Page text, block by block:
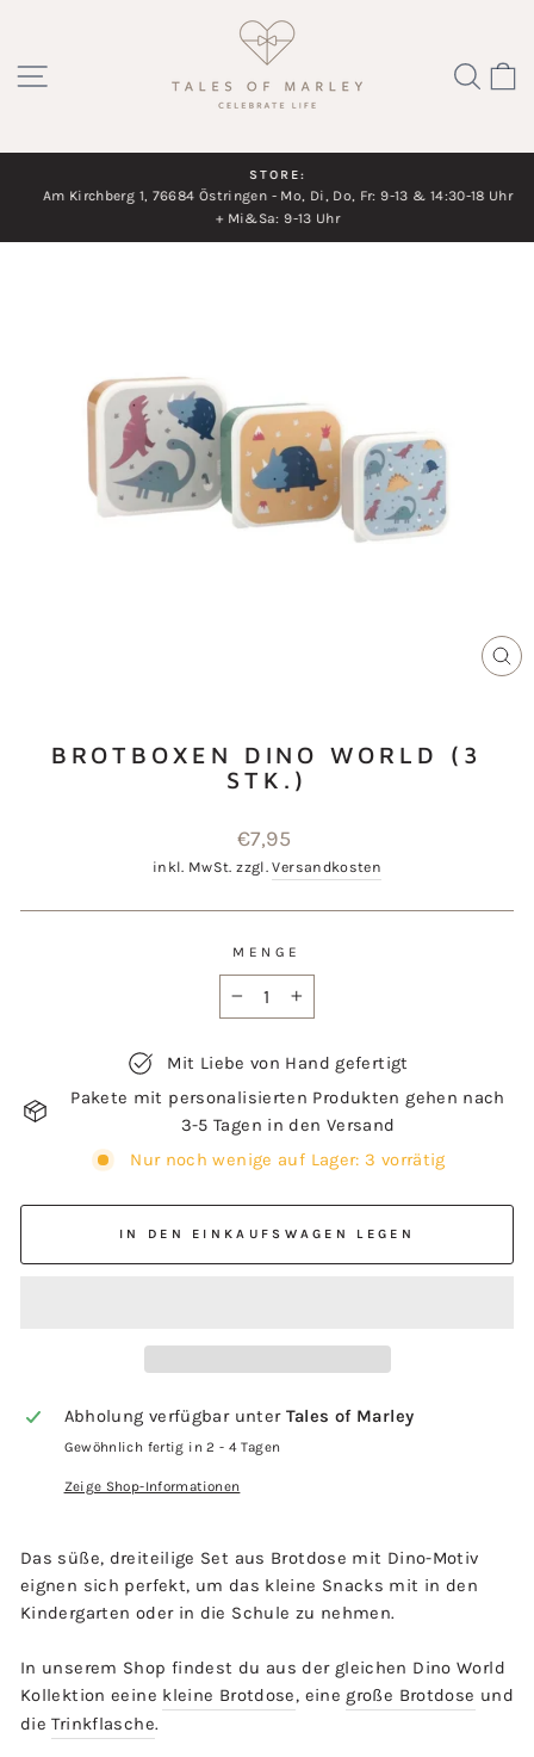
Inhalt
SEITENNAVIGATION
Diashow
STORE:
Am Kirchberg 1, 76684 Östringen - Mo, Di, Do, Fr: 9-13 & 14:30-18 Uhr
+ Mi&Sa: 9-13 Uhr
BROTBOXEN DINO WORLD (3
STK.)
Normaler
Preis
€7,95
inkl. MwSt. zzgl.Versandkosten
MENGE
Mit Liebe von Hand gefertigt
Pakete mit personalisierten Produkten gehen nach
3-5 Tagen in den Versand
Nur noch wenige auf Lager: 3 vorrätig
IN DEN EINKAUFSWAGEN LEGEN
Abholung verfügbar unter Tales of Marley
Gewöhnlich fertig in 2 - 4 Tagen
Zeige Shop-Informationen
Das süße, dreiteilige Set aus Brotdose mit Dino-Motiv
eignen sich perfekt, um das kleine Snacks mit in den
Kindergarten oder in die Schule zu nehmen.
In unserem Shop findest du aus der gleichen Dino World
Kollektion eeine kleine Brotdose, einegroße Brotdose und
dieTrinkflasche.